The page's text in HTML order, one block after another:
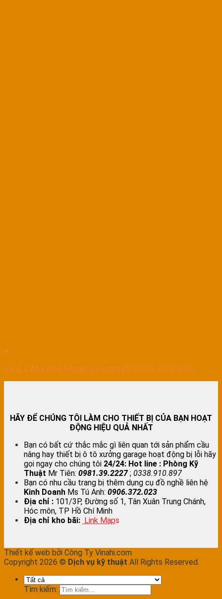
+
Cờ lê 2 đầu vòng hệ mét 8×9 mm W073369 WORKPRO
HÃY ĐỂ CHÚNG TÔI LÀM CHO THIẾT BỊ CỦA BẠN HOẠT
ĐỘNG HIỆU QUẢ NHẤT
Bạn có bất cứ thắc mắc gì liên quan tới sản phẩm cầu
nâng hay thiết bị ô tô xưởng garage hoạt động bị lỗi hãy
gọi ngay cho chúng tôi 24/24: Hot line : Phòng Kỹ
Thuật Mr Tiên: 0981.39.2227; 0338.910.897
Bạn có nhu cầu trang bị thêm dụng cụ đồ nghề liên hệ
Kinh Doanh Ms Tú Anh: 0906.372.023
Địa chỉ : 101/3P, Đường số 1, Tân Xuân Trung Chánh,
Hóc môn, TP Hồ Chí Minh
Địa chỉ kho bãi: Link Maps
Thiết kế web bởi Công Ty Vinahi.com
Copyright 2026 © Dịch vụ kỹ thuật All Rights Reserved.
Tìm kiếm: